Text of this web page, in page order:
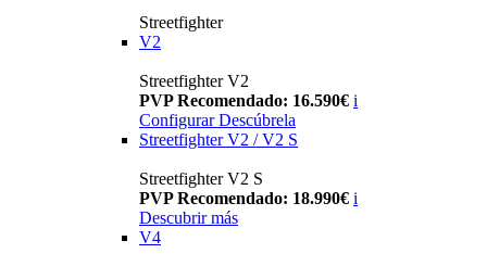
Streetfighter
V2
Streetfighter V2
PVP Recomendado: 16.590€ i
Configurar Descúbrela
Streetfighter V2 / V2 S
Streetfighter V2 S
PVP Recomendado: 18.990€ i
Descubrir más
V4